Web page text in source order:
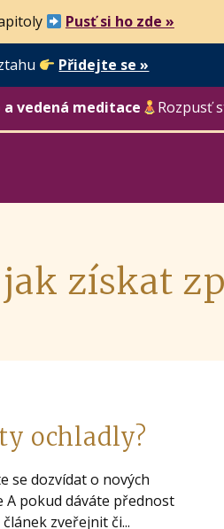
Pusť si ho zde »
Přidejte se »
vedená meditace Rozpusť
získat
ochladly?
se dozvídat o nových
A pokud dáváte přednost
zveřejnit či...